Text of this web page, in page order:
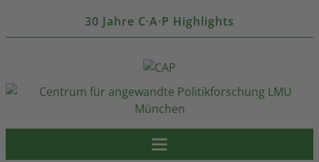
30 Jahre C·A·P Highlights